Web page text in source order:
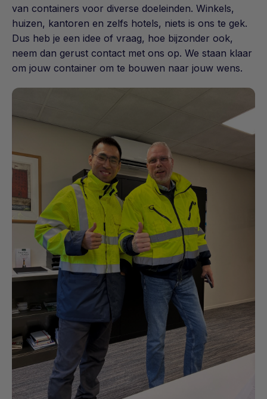
van containers voor diverse doeleinden. Winkels,
huizen, kantoren en zelfs hotels, niets is ons te gek.
Dus heb je een idee of vraag, hoe bijzonder ook,
neem dan gerust contact met ons op. We staan klaar
om jouw container om te bouwen naar jouw wens.